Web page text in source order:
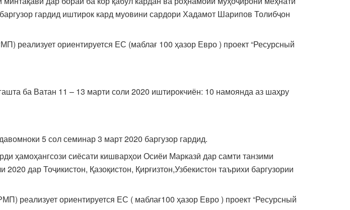
гардид иштирок кард муовини сардори Хадамот Шарипов Толибҷон
реализует ориентируется ЕС (маблағ 100 ҳазор Евро ) проект “Ресурсный
ба Ватан 11 – 13 марти соли 2020 иштирокчиён: 10 намоянда аз шаҳру
5 сол семинар 3 март 2020 баргузор гардид.
ҳамоҳангсози сиёсати кишварҳои Осиёи Марказӣ дар самти танзими
дар Тоҷикистон, Қазоқистон, Қирғизтон,Узбекистон таърихи баргузории
реализует ориентируется ЕС ( маблағ100 ҳазор Евро ) проект “Ресурсный